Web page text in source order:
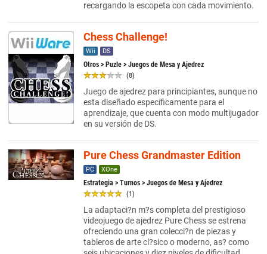
recargando la escopeta con cada movimiento.
Chess Challenge!
Wii DS
Otros > Puzle > Juegos de Mesa y Ajedrez
(8)
Juego de ajedrez para principiantes, aunque no
esta diseñado específicamente para el
aprendizaje, que cuenta con modo multijugador
en su versión de DS.
Pure Chess Grandmaster Edition
PC XOne
Estrategia > Turnos > Juegos de Mesa y Ajedrez
(1)
La adaptaci?n m?s completa del prestigioso
videojuego de ajedrez Pure Chess se estrena
ofreciendo una gran colecci?n de piezas y
tableros de arte cl?sico o moderno, as? como